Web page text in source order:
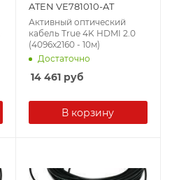
ATEN VE781010-AT
Активный оптический
кабель True 4K HDMI 2.0
(4096x2160 - 10м)
Достаточно
14 461руб
В корзину